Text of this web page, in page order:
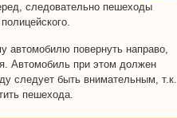
следовательно пешеходы
автомобилю повернуть направо,
Автомобиль при этом должен
следует быть внимательным, т.к.
пешехода.